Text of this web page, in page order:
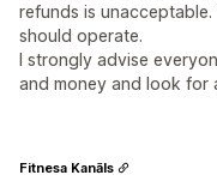
refunds is
should operate.
I strongly advise
and money and look for
Fitnesa Kanāls